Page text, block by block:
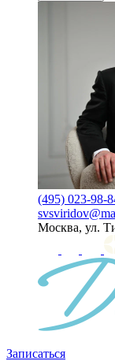
(495) 023-98-
Москва, ул.
Записаться